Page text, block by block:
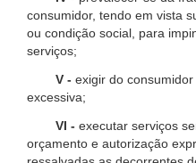
consumidor, tendo em vista
ou condição social, para
serviços;
V - exigir do
excessiva;
VI - executar serviços
orçamento e autorização